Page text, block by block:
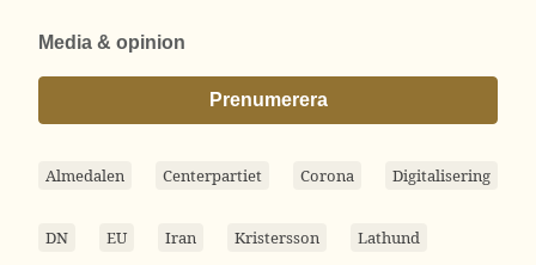
Media & opinion
Prenumerera
Almedalen Centerpartiet Corona Digitalisering
DN EU Iran Kristersson Lathund